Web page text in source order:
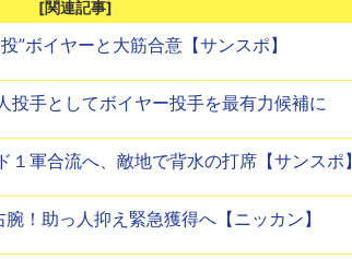
[関連記事]
”ボイヤーと大筋合意【サンスポ】
投手としてボイヤー投手を最有力候補に
１軍合流へ、敵地で背水の打席【サンスポ】
！助っ人抑え緊急獲得へ【ニッカン】